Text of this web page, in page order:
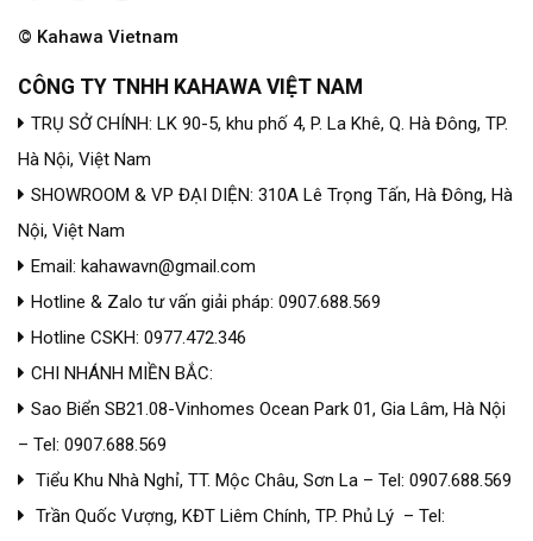
© Kahawa Vietnam
CÔNG TY TNHH KAHAWA VIỆT NAM
TRỤ SỞ CHÍNH: LK 90-5, khu phố 4, P. La Khê, Q. Hà Đông, TP.
Hà Nội, Việt Nam
SHOWROOM & VP ĐẠI DIỆN: 310A Lê Trọng Tấn, Hà Đông, Hà
Nội, Việt Nam
Email: kahawavn@gmail.com
Hotline & Zalo tư vấn giải pháp: 0907.688.569
Hotline CSKH: 0977.472.346
CHI NHÁNH MIỀN BẮC:
Sao Biển SB21.08-Vinhomes Ocean Park 01, Gia Lâm, Hà Nội
– Tel: 0907.688.569
Tiểu Khu Nhà Nghỉ, TT. Mộc Châu, Sơn La – Tel: 0907.688.569
Trần Quốc Vượng, KĐT Liêm Chính, TP. Phủ Lý – Tel: